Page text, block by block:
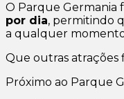
O Parque Germania
por dia, permitindo
a qualquer
Que outras atrações
Próximo ao Parque